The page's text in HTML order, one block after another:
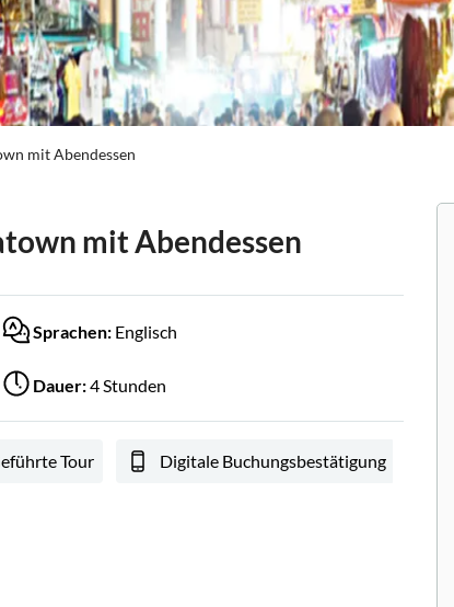
mit Abendessen
mit Abendessen
Sprachen: Englisch
Dauer:4 Stunden
Tour Digitale Buchungsbestätigung